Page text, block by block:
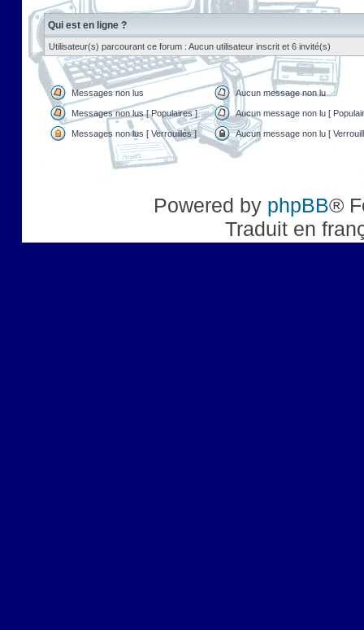
Qui est en ligne ?
Utilisateur(s) parcourant ce forum : Aucun utilisateur inscrit et 6 invité(s)
Messages non lus Aucun message non lu
Messages non lus [ Populaires ] Aucun message non lu [
Messages non lus [ Verrouillés ] Aucun message non lu [
Powered by phpBB®
Traduit en